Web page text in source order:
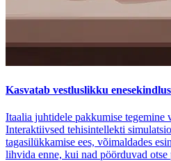
Kasvatab vestluslikku
Itaalia juhtidele pakkumise tegemine
Interaktiivsed tehisintellekti
tagasilükkamise ees, võimaldades
lihvida enne, kui nad pöörduvad otse